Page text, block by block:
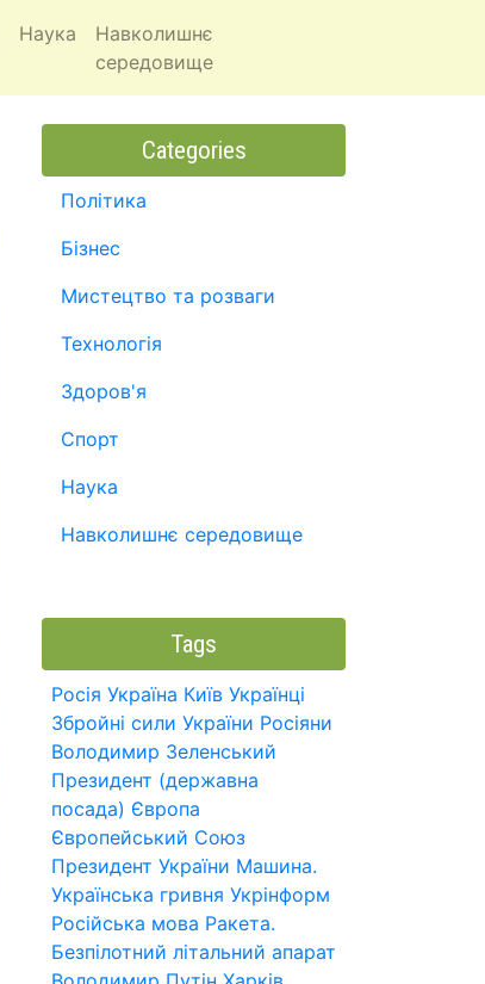
Наука
Навколишнє
середовище
Categories
Політика
Бізнес
Мистецтво та розваги
Технологія
Здоров'я
Спорт
Наука
Навколишнє середовище
Tags
Росія Україна Київ Українці
Збройні сили України Росіяни
Володимир Зеленський
Президент (державна
посада) Європа
Європейський Союз
Президент України Машина.
Українська гривня Укрінформ
Російська мова Ракета.
Безпілотний літальний апарат